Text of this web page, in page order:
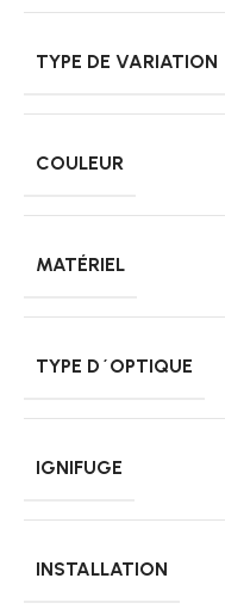
TYPE DE VARIATION
COULEUR
MATÉRIEL
TYPE D´OPTIQUE
IGNIFUGE
INSTALLATION